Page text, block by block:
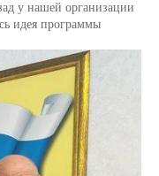
у нашей организации
идея программы